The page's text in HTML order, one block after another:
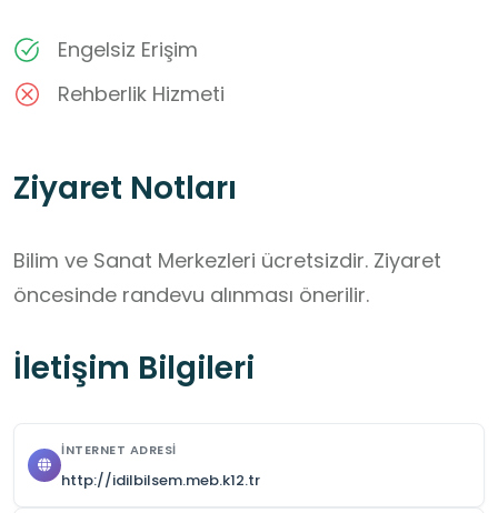
Engelsiz Erişim
Rehberlik Hizmeti
Ziyaret Notları
Bilim ve Sanat Merkezleri ücretsizdir. Ziyaret
öncesinde randevu alınması önerilir.
İletişim Bilgileri
İNTERNET ADRESI
http://idilbilsem.meb.k12.tr